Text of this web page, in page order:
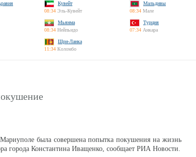
Кувейт
08:34 Эль-Кувейт
Мальдивы
08:34 Мале
Мьянма
08:34 Нейпьидо
Турция
07:34 Анкара
Шри-Ланка
11:34 Коломбо
была совершена попытка покушения на жизнь
города Константина Иващенко, сообщает РИА Новости.